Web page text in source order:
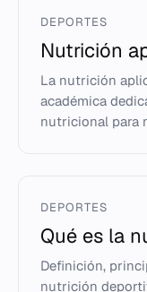
DEPORTES
Nutrición
La nutrición
académica
nutricional para
DEPORTES
Qué es la
Definición,
nutrición